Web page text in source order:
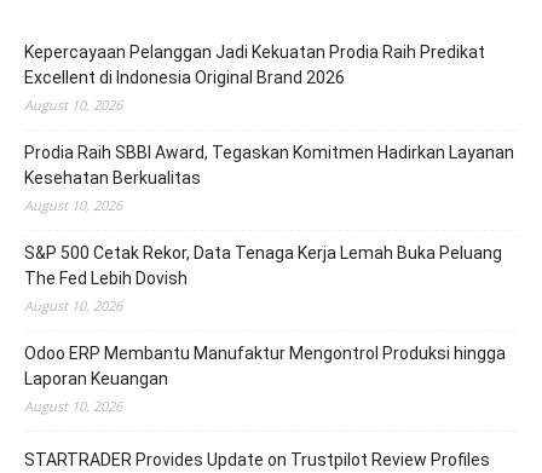
Kepercayaan Pelanggan Jadi Kekuatan Prodia Raih Predikat
Excellent di Indonesia Original Brand 2026
August 10, 2026
Prodia Raih SBBI Award, Tegaskan Komitmen Hadirkan Layanan
Kesehatan Berkualitas
August 10, 2026
S&P 500 Cetak Rekor, Data Tenaga Kerja Lemah Buka Peluang
The Fed Lebih Dovish
August 10, 2026
Odoo ERP Membantu Manufaktur Mengontrol Produksi hingga
Laporan Keuangan
August 10, 2026
STARTRADER Provides Update on Trustpilot Review Profiles